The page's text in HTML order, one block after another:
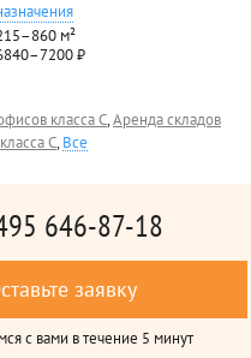
м²
₽
класса C,Аренда складов
C,Все
646-87-18
заявку
с вами в течение 5 минут